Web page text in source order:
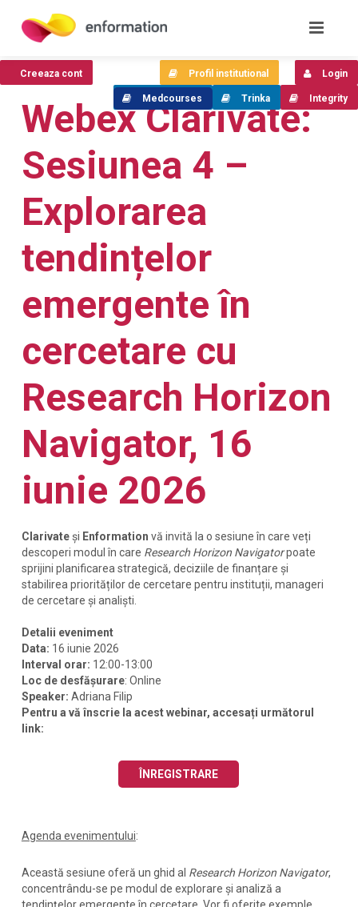
Webex Clarivate:
Sesiunea 4 –
Explorarea
tendințelor
emergente în
cercetare cu
Research Horizon
Navigator, 16
iunie 2026
Clarivateși Enformation vă invită la o sesiune în care veți
descoperi modul în care Research Horizon Navigatorpoate
sprijini planificarea strategică, deciziile de finanțare și
stabilirea priorităților de cercetare pentru instituții, manageri
de cercetare și analiști.
Detalii eveniment
Data: 16 iunie 2026
Interval orar: 12:00-13:00
Loc de desfășurare: Online
Speaker: Adriana Filip
Pentru a vă înscrie la acest webinar, accesați următorul
link:
ÎNREGISTRARE
Agenda evenimentului:
Această sesiune oferă un ghid al Research Horizon Navigator,
concentrându-se pe modul de explorare și analiză a
Creeaza cont Login
Profil institutional
Integrity
Trinka
Medcourses